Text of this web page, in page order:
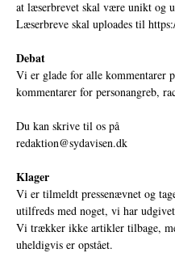
at læserbrevet skal være unikt og
Læserbreve skal uploades til
Debat
Vi er glade for alle kommentarer
kommentarer for personangreb,
Du kan skrive til os på
redaktion@sydavisen.dk
Klager
Vi er tilmeldt pressenævnet og
utilfreds med noget, vi har
Vi trækker ikke artikler tilbage,
uheldigvis er opstået.